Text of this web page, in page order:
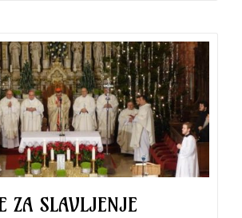
prikuplja
priloge
za
područja
pogođena
potresom
ZA SLAVLJENJE